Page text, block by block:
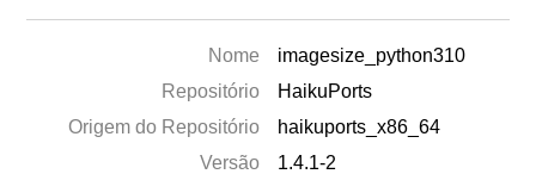
Nome
imagesize_python310
Repositório
HaikuPorts
Origem do Repositório
haikuports_x86_64
Versão
1.4.1-2